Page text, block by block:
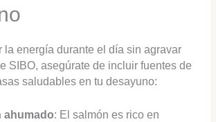
la energía durante el día sin agravar
SIBO, asegúrate de incluir fuentes de
saludables en tu desayuno:
ahumado: El salmón es rico en